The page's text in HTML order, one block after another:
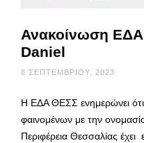
Ανακοίνωση
Daniel
8 ΣΕΠΤΕΜΒΡΊΟΥ, 2023
Η ΕΔΑ ΘΕΣΣ ενημερώνει
φαινομένων με την
Περιφέρεια Θεσσαλίας